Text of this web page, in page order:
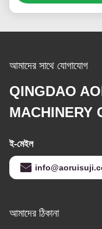
আমাদের সাথে যোগাযোগ
QINGDAO
MACHINERY
ই-মেইল
আমাদের ঠিকানা